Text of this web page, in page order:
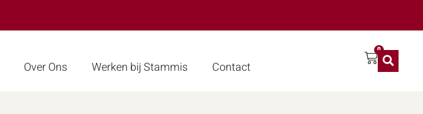
Over Ons Werken bij Stammis Contact
0